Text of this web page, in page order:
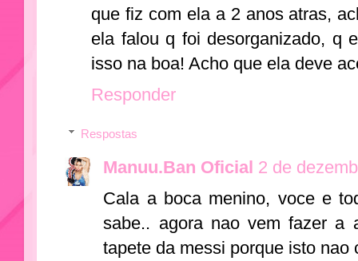
que fiz com ela a 2 anos atras,
ela falou q foi desorganizado, q
isso na boa! Acho que ela deve
Responder
Respostas
Manuu.Ban Oficial 2 de
Cala a boca menino, voce e
sabe.. agora nao vem fazer a
tapete da messi porque isto nao